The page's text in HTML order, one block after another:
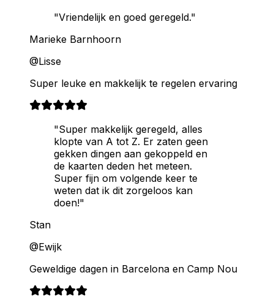
"Vriendelijk en goed geregeld."
Marieke Barnhoorn
@Lisse
Super leuke en makkelijk te regelen ervaring
"Super makkelijk geregeld, alles
klopte van A tot Z. Er zaten geen
gekken dingen aan gekoppeld en
de kaarten deden het meteen.
Super fijn om volgende keer te
weten dat ik dit zorgeloos kan
doen!"
Stan
@Ewijk
Geweldige dagen in Barcelona en Camp Nou